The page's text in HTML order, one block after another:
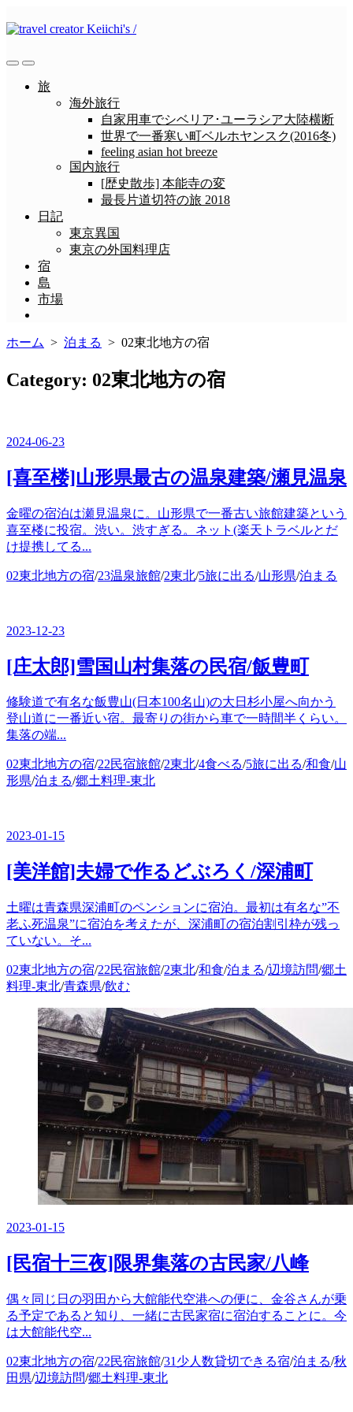
ン
ン
検
メ
ニ 旅
海外旅行
自家用車でシベリア･ユーラシア大陸横断
世界で一番寒い町ベルホヤンスク(2016冬)
feeling asian hot breeze
国内旅行
[歴史散歩] 本能寺の変
最長片道切符の旅 2018
日記
東京異国
東京の外国料理店
宿
島
市場
ュ
閉
ホーム > 泊まる > 02東北地方の宿
Category: 02東北地方の宿
2024-06-23
[喜至楼]山形県最古の温泉建築/瀬見温泉
金曜の宿泊は瀬見温泉に。山形県で一番古い旅館建築という
喜至楼に投宿。渋い。渋すぎる。ネット(楽天トラベルとだ
け提携してる...
カ
リ
ー
02東北地方の宿/23温泉旅館/2東北/5旅に出る/山形県/泊まる
2023-12-23
[庄太郎]雪国山村集落の民宿/飯豊町
修験道で有名な飯豊山(日本100名山)の大日杉小屋へ向かう
登山道に一番近い宿。最寄りの街から車で一時間半くらい。
集落の端...
カ
テ
ー
02東北地方の宿/22民宿旅館/2東北/4食べる/5旅に出る/和食/山
形県/泊まる/郷土料理-東北
2023-01-15
[美洋館]夫婦で作るどぶろく/深浦町
土曜は青森県深浦町のペンションに宿泊。最初は有名な”不
老ふ死温泉”に宿泊を考えたが、深浦町の宿泊割引枠が残っ
ていない。そ...
カ
テ
02東北地方の宿/22民宿旅館/2東北/和食/泊まる/辺境訪問/郷土
料理-東北/青森県/飲む
2023-01-15
[民宿十三夜]限界集落の古民家/八峰
偶々同じ日の羽田から大館能代空港への便に、金谷さんが乗
る予定であると知り、一緒に古民家宿に宿泊することに。今
は大館能代空...
カ
テ
02東北地方の宿/22民宿旅館/31少人数貸切できる宿/泊まる/秋
田県/辺境訪問/郷土料理-東北